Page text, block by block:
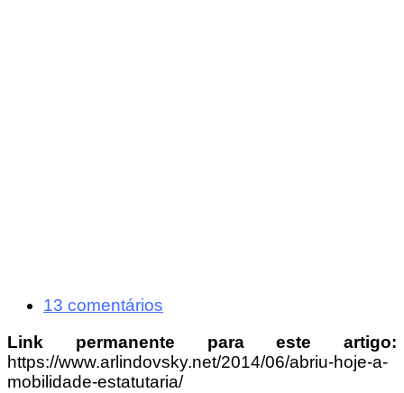
13 comentários
Link permanente para este artigo:
https://www.arlindovsky.net/2014/06/abriu-hoje-a-
mobilidade-estatutaria/